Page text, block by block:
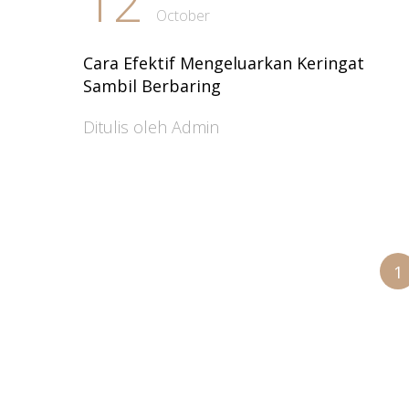
October
Cara Efektif Mengeluarkan Keringat
Sambil Berbaring
Ditulis oleh Admin
1